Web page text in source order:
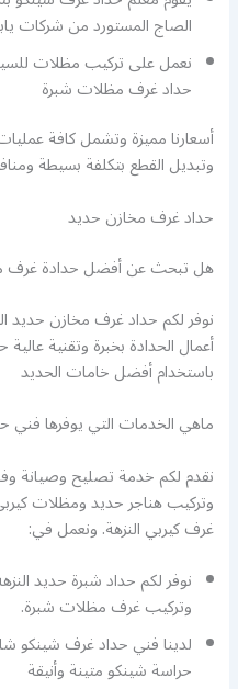
الصاج المستورد من شركات
نعمل على تركيب مظلات
حداد غرف مظلات شبرة
أسعارنا مميزة وتشمل كافة
وتبديل القطع بتكلفة بسيطة
حداد غرف مخازن حديد
هل تبحث عن أفضل حدادة غرف
نوفر لكم حداد غرف مخازن حديد
أعمال الحدادة بخبرة وتقنية
باستخدام أفضل خامات الحديد
ماهي الخدمات التي يوفرها
نقدم لكم خدمة تصليح وصيانة
وتركيب هناجر حديد ومظلات
غرف كيربي النزهة. ونعمل في:
نوفر لكم حداد شبرة حديد
وتركيب غرف مظلات شبرة.
لدينا فني حداد غرف
حراسة شينكو متينة وأنيقة